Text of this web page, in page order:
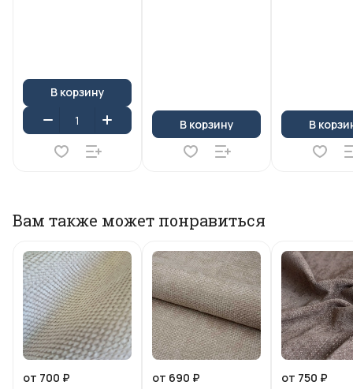
В корзину
В корзину В
Вам также может понравиться
от 700 ₽
от 690 ₽
от 750 ₽